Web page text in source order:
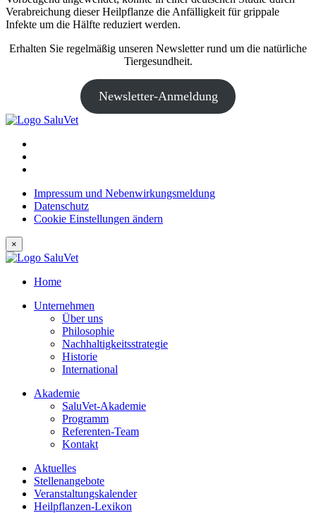
Verabreichung dieser Heilpflanze die Anfälligkeit für grippale
Infekte um die Hälfte reduziert werden.
Erhalten Sie regelmäßig unseren Newsletter rund um die natürliche
Tiergesundheit.
Newsletter-Anmeldung
Impressum und Nebenwirkungsmeldung
Datenschutz
Cookie Einstellungen ändern
×
Home
Unternehmen
Über uns
Philosophie
Nachhaltigkeitsstrategie
Historie
International
Akademie
SaluVet-Akademie
Programm
Referenten-Team
Kontakt
Aktuelles
Stellenangebote
Veranstaltungskalender
Heilpflanzen-Lexikon